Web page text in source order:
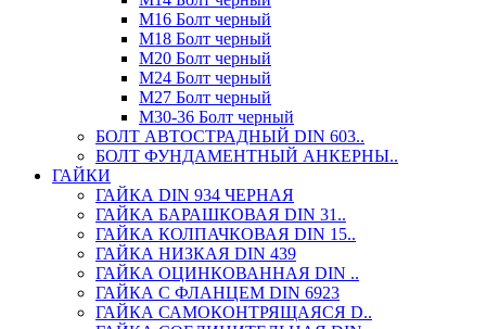
М16 Болт черный
М18 Болт черный
М20 Болт черный
М24 Болт черный
М27 Болт черный
М30-36 Болт черный
БОЛТ АВТОСТРАДНЫЙ DIN 603..
БОЛТ ФУНДАМЕНТНЫЙ АНКЕРНЫ..
ГАЙКИ
ГАЙКА DIN 934 ЧЕРНАЯ
ГАЙКА БАРАШКОВАЯ DIN 31..
ГАЙКА КОЛПАЧКОВАЯ DIN 15..
ГАЙКА НИЗКАЯ DIN 439
ГАЙКА ОЦИНКОВАННАЯ DIN ..
ГАЙКА С ФЛАНЦЕМ DIN 6923
ГАЙКА САМОКОНТРЯЩАЯСЯ D..